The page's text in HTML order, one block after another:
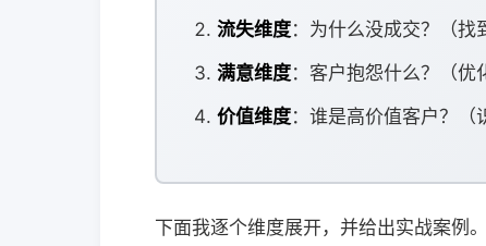
流失维度：为什么没成交？（找
满意维度：客户抱怨什么？（优
价值维度：谁是高价值客户？（
下面我逐个维度展开，并给出实战案例。